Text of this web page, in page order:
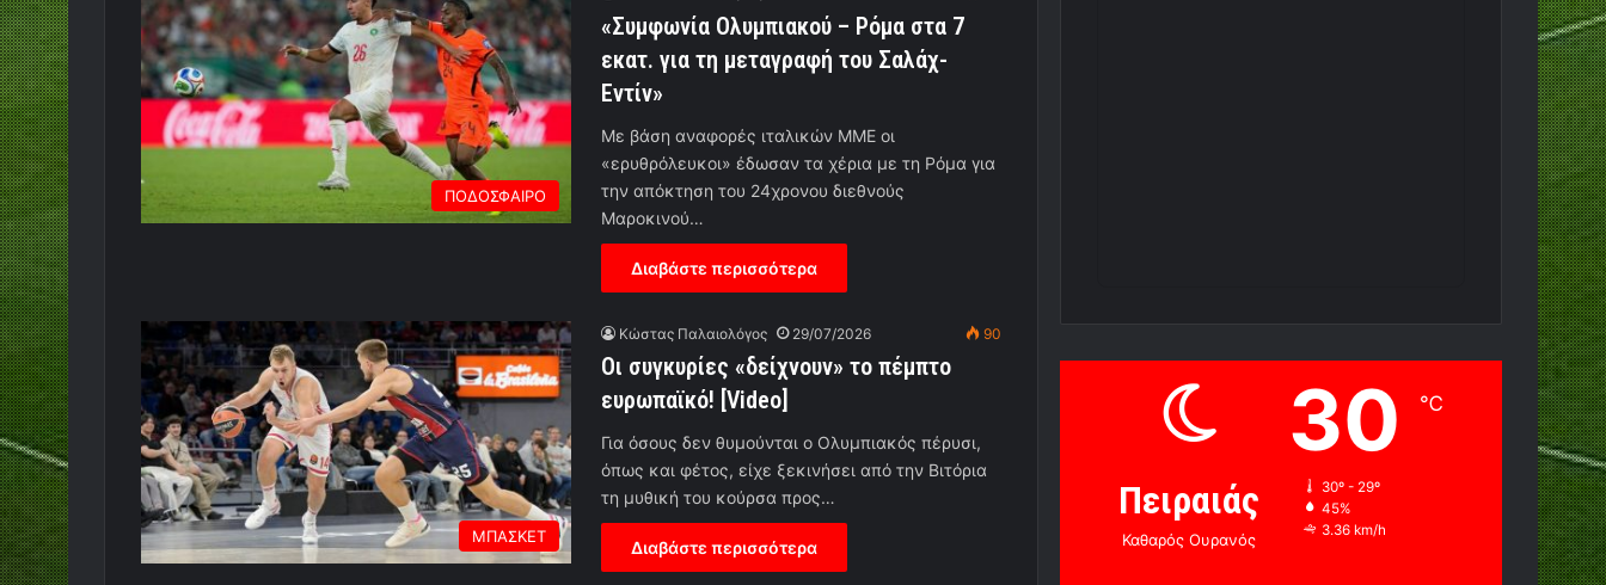
ΠΟΔΟΣΦΑΙΡΟ
«Συμφωνία Ολυμπιακού – Ρόμα στα 7
εκατ. για τη μεταγραφή του Σαλάχ-
Εντίν»
Με βάση αναφορές ιταλικών ΜΜΕ οι
«ερυθρόλευκοι» έδωσαν τα χέρια με τη Ρόμα για
την απόκτηση του 24χρονου διεθνούς
Μαροκινού…
Διαβάστε περισσότερα
ΜΠΑΣΚΕΤ
Κώστας Παλαιολόγος 29/07/2026 90
Οι συγκυρίες «δείχνουν» το πέμπτο
ευρωπαϊκό! [Video]
Για όσους δεν θυμούνται ο Ολυμπιακός πέρυσι,
όπως και φέτος, είχε ξεκινήσει από την Βιτόρια
τη μυθική του κούρσα προς…
Διαβάστε περισσότερα
Πειραιάς
Καθαρός Ουρανός
30 ℃
30º - 29º
45%
3.36 km/h